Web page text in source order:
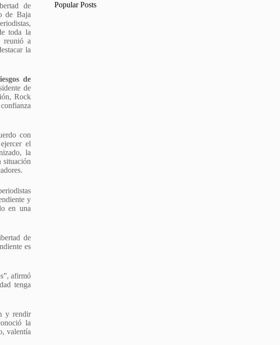
de
de Baja
toda la
reunió a
la
de
de
Rock
con
el
la
situación
y
en una
de
es
afirmó
tenga
y rendir
la
valentía
Popular Posts